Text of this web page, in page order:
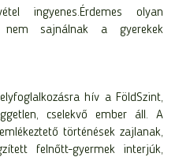
ingyenes.Érdemes olyan
nem sajnálnak a gyerekek
hív a FöldSzint,
cselekvő ember áll. A
történések zajlanak,
felnőtt-gyermek interjúk,